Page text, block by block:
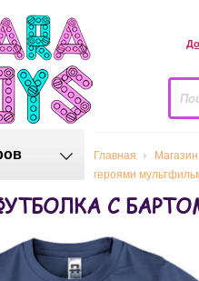
Главная Магазин
героями
С